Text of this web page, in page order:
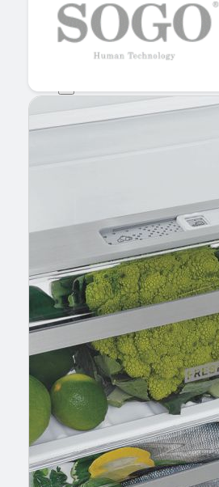
GUÍA DE COMPRA
NUEVOS PRODUCTOS
CONSEJOS TECH
MERCADOS Y TENDENCIAS
HEMEROTECA
Encuentra
Buscar